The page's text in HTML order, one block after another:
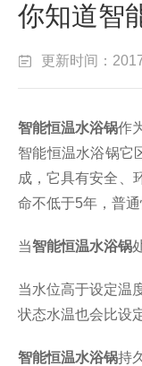
你知道智
更新时间：
智能恒温水浴锅作
智能恒温水浴锅它
成，它具有安全、
命不低于5年，普
当智能恒温水浴锅
当水位高于设定温
状态水温也会比设
智能恒温水浴锅持